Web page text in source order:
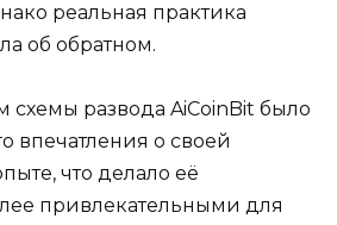
реальная практика
об обратном.
схемы развода AiCoinBit было
впечатления о своей
что делало её
привлекательными для